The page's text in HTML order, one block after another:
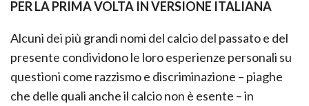
PER LA PRIMA VOLTA IN VERSIONE ITALIANA
Alcuni dei più grandi nomi del calcio del passato e del
presente condividono le loro esperienze personali su
questioni come razzismo e discriminazione – piaghe
che delle quali anche il calcio non è esente – in